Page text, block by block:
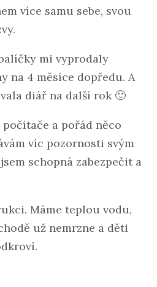
více samu sebe, svou
mi vyprodaly
na 4 měsíce dopředu. A
diář na další rok 🙂
a pořád něco
víc pozornosti svým
schopná zabezpečit a
Máme teplou vodu,
už nemrzne a děti